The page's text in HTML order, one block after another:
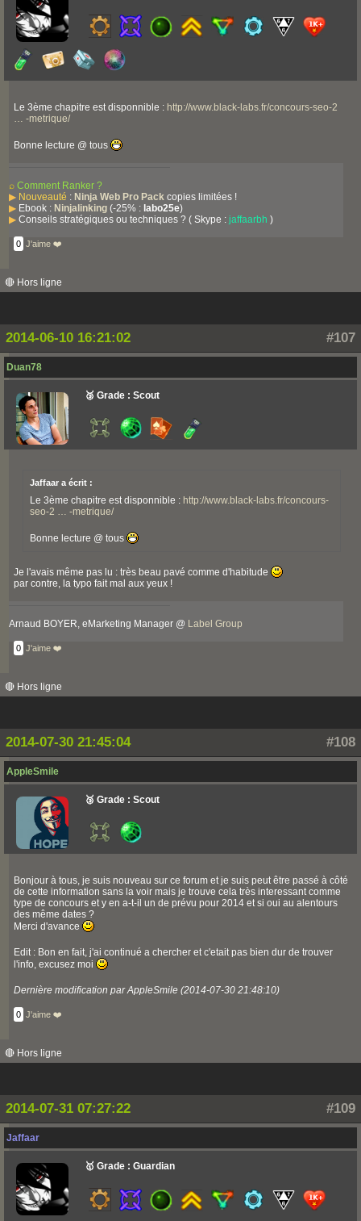
Le 3ème chapitre est disponnible : http://www.black-labs.fr/concours-seo-2
… -metrique/
Bonne lecture @ tous
⌕ Comment Ranker ?
▶ Nouveauté : Ninja Web Pro Pack copies limitées !
▶ Ebook : Ninjalinking (-25% : labo25e)
▶ Conseils stratégiques ou techniques ? ( Skype : jaffaarbh )
0 J'aime ❤️
🔴 Hors ligne
#107
2014-06-10 16:21:02
Duan78
🥉 Grade : Scout
Jaffaar a écrit :
Le 3ème chapitre est disponnible : http://www.black-labs.fr/concours-
seo-2 … -metrique/
Bonne lecture @ tous
Je l'avais même pas lu : très beau pavé comme d'habitude
par contre, la typo fait mal aux yeux !
Arnaud BOYER, eMarketing Manager @ Label Group
0 J'aime ❤️
🔴 Hors ligne
#108
2014-07-30 21:45:04
AppleSmile
🥉 Grade : Scout
Bonjour à tous, je suis nouveau sur ce forum et je suis peut être passé à côté
de cette information sans la voir mais je trouve cela très interessant comme
type de concours et y en a-t-il un de prévu pour 2014 et si oui au alentours
des même dates ?
Merci d'avance
Edit : Bon en fait, j'ai continué a chercher et c'etait pas bien dur de trouver
l'info, excusez moi
Dernière modification par AppleSmile (2014-07-30 21:48:10)
0 J'aime ❤️
🔴 Hors ligne
#109
2014-07-31 07:27:22
Jaffaar
🥇 Grade : Guardian